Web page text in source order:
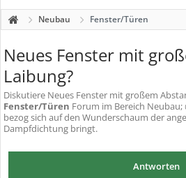
Neubau Fenster/Türen
Neues Fenster mit
Laibung?
Diskutiere Neues Fenster mit großem
Fenster/Türen Forum im Bereich
bezog sich auf den Wunderschaum der
Dampfdichtung bringt.
Antworten